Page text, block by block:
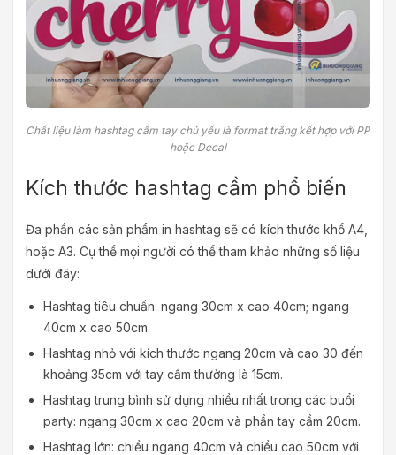
Chất liệu làm hashtag cầm tay chủ yếu là format trắng kết hợp với PP
hoặc Decal
Kích thước hashtag cầm phổ biến
Đa phần các sản phẩm in hashtag sẽ có kích thước khổ A4,
hoặc A3. Cụ thể mọi người có thể tham khảo những số liệu
dưới đây:
Hashtag tiêu chuẩn: ngang 30cm x cao 40cm; ngang
40cm x cao 50cm.
Hashtag nhỏ với kích thước ngang 20cm và cao 30 đến
khoảng 35cm với tay cầm thường là 15cm.
Hashtag trung bình sử dụng nhiều nhất trong các buổi
party: ngang 30cm x cao 20cm và phần tay cầm 20cm.
Hashtag lớn: chiều ngang 40cm và chiều cao 50cm với